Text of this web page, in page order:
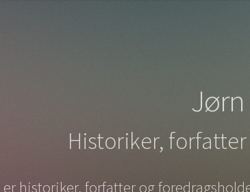
Historiker,
historiker, forfatter og